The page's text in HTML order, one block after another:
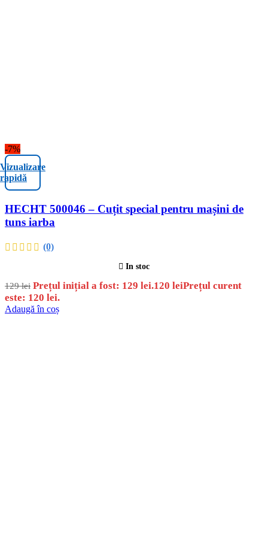
-7%
Vizualizare
rapidă
HECHT 500046 – Cuțit special pentru mașini de
tuns iarba
(0)
In stoc
129lei Prețul inițial a fost: 129 lei.120 leiPrețul curent
este: 120 lei.
Adaugă în coș